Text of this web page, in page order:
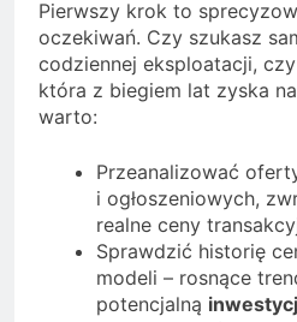
Pierwszy krok to
oczekiwań. Czy szukasz
codziennej eksploatacji,
która z biegiem lat zyska
warto:
Przeanalizować
i ogłoszeniowych,
realne ceny
Sprawdzić historię
modeli – rosnące
potencjalną